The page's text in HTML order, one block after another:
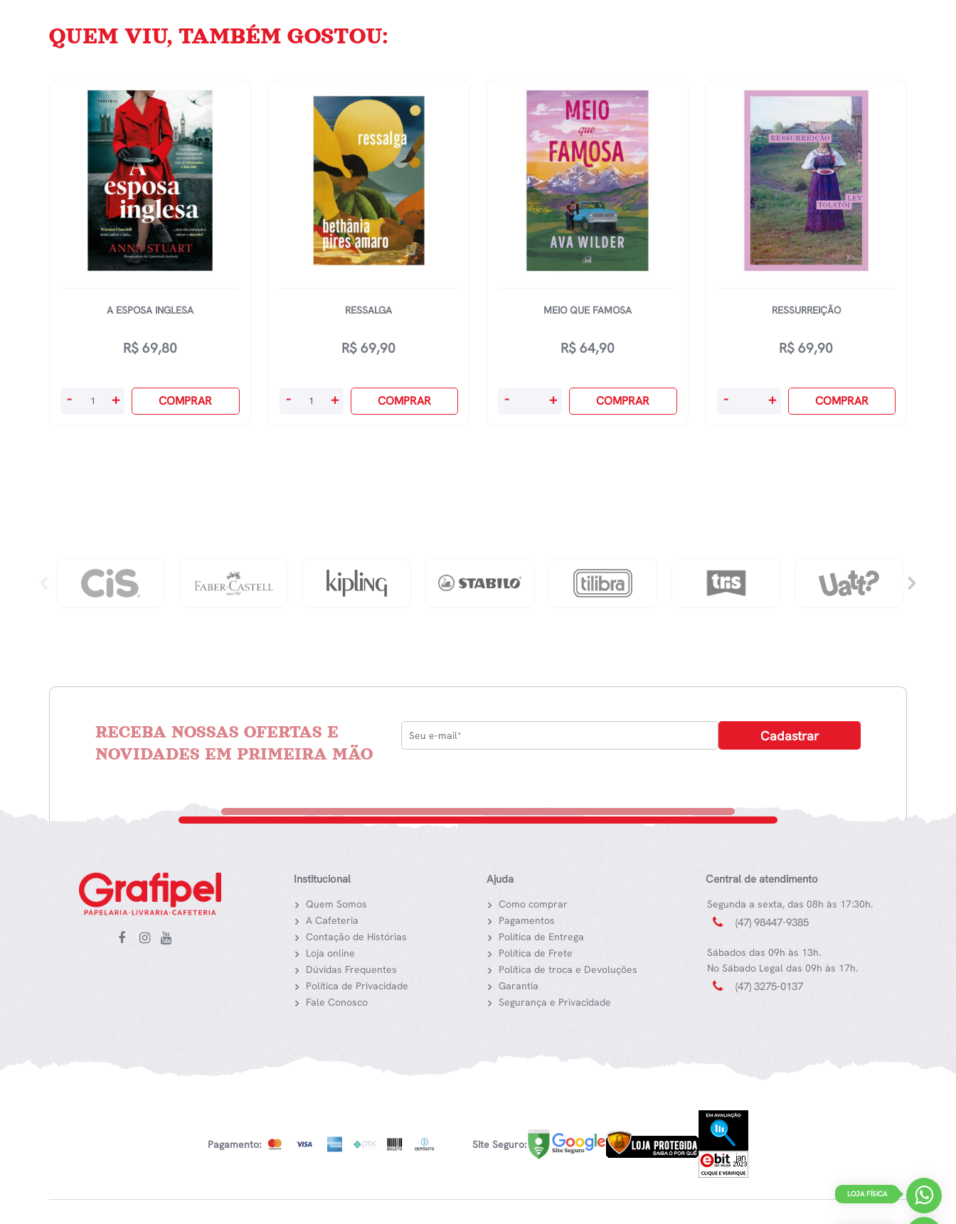
QUEM VIU, TAMBÉM GOSTOU:
A ESPOSA INGLESA
R$69,80
- + COMPRAR
RESSALGA
R$ 69,90
Ressalga
- + COMPRAR
MEIO QUE FAMOSA
R$64,90
Meio
- + COMPRAR
RESSURREIÇÃO
R$ 69,90
Ressurreição
- + COMPRAR
RECEBA NOSSAS OFERTAS E
NOVIDADES EM PRIMEIRA MÃO
Institucional
Quem Somos
A Cafeteria
Contação de Histórias
Loja online
Dúvidas Frequentes
Política de Privacidade
Fale Conosco
Ajuda
Como comprar
Pagamentos
Política de Entrega
Política de Frete
Política de troca e Devoluções
Garantia
Segurança e Privacidade
Central de atendimento
Segunda a sexta, das 08h às 17:30h.
(47) 98447-9385
Sábados das 09h às 13h.
No Sábado Legal das 09h às 17h.
(47) 3275-0137
Pagamento: Site Seguro:
LOJA FÍSICA